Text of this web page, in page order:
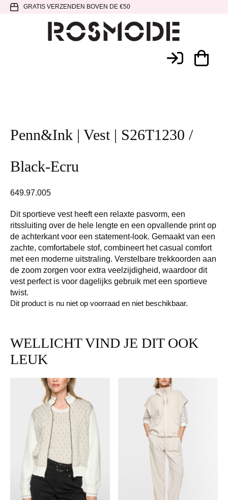
Spring
hoofdnavigatie
Door
SpringGRATIS VERZENDEN BOVEN DE €50
Penn&Ink | Vest | S26T1230 /
Black-Ecru
649.97.005
Dit sportieve vest heeft een relaxte pasvorm, een
ritssluiting over de hele lengte en een opvallende print op
de achterkant voor een statement-look. Gemaakt van een
zachte, comfortabele stof, combineert het casual comfort
met een moderne uitstraling. Verstelbare trekkoorden aan
de zoom zorgen voor extra veelzijdigheid, waardoor dit
vest perfect is voor dagelijks gebruik met een sportieve
twist.
Dit product is nu niet op voorraad en niet beschikbaar.
WELLICHT VIND JE DIT OOK
LEUK